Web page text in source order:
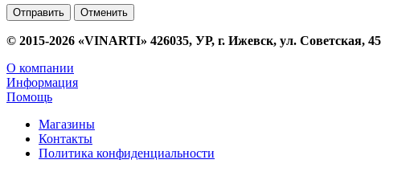
Отменить
© 2015-2026 «VINARTI» 426035, УР, г. Ижевск, ул. Советская, 45
О компании
Информация
Помощь
Магазины
Контакты
Политика конфиденциальности